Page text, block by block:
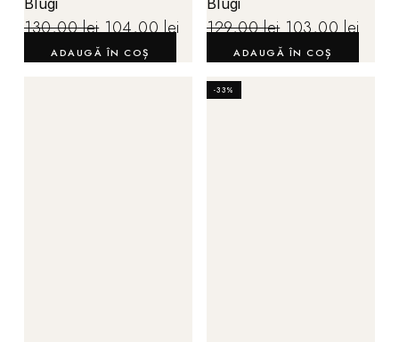
Blugi
130,00lei 104,00lei
ADAUGĂ ÎN COȘ
Blugi
129,00lei 103,00lei
ADAUGĂ ÎN COȘ
-33%